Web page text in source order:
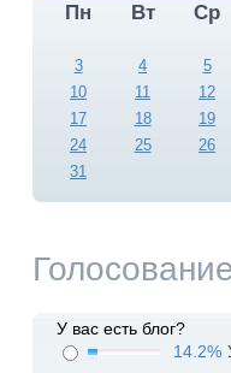
Пн
Вт Ср
3
4 5
10
11 12
17
18 19
24
25 26
31
У вас есть блог?
14.2%